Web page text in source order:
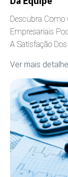
COBERTURA
Descubra Como
Empresariais
A Satisfação
Ver mais